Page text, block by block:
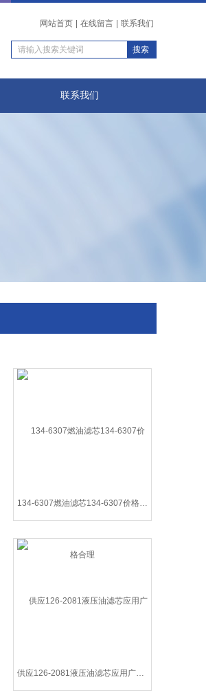
网站首页 在线留言 联系我们
联系我们
134-6307燃油滤芯134-6307价格合理
供应126-2081液压油滤芯应用广泛 *销售